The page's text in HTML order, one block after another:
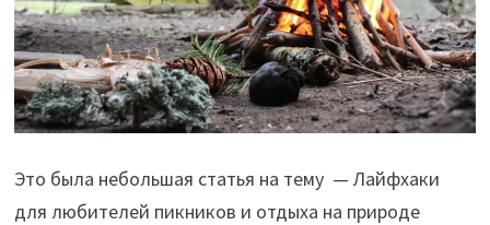
Это была небольшая статья на тему — Лайфхаки
для любителей пикников и отдыха на природе